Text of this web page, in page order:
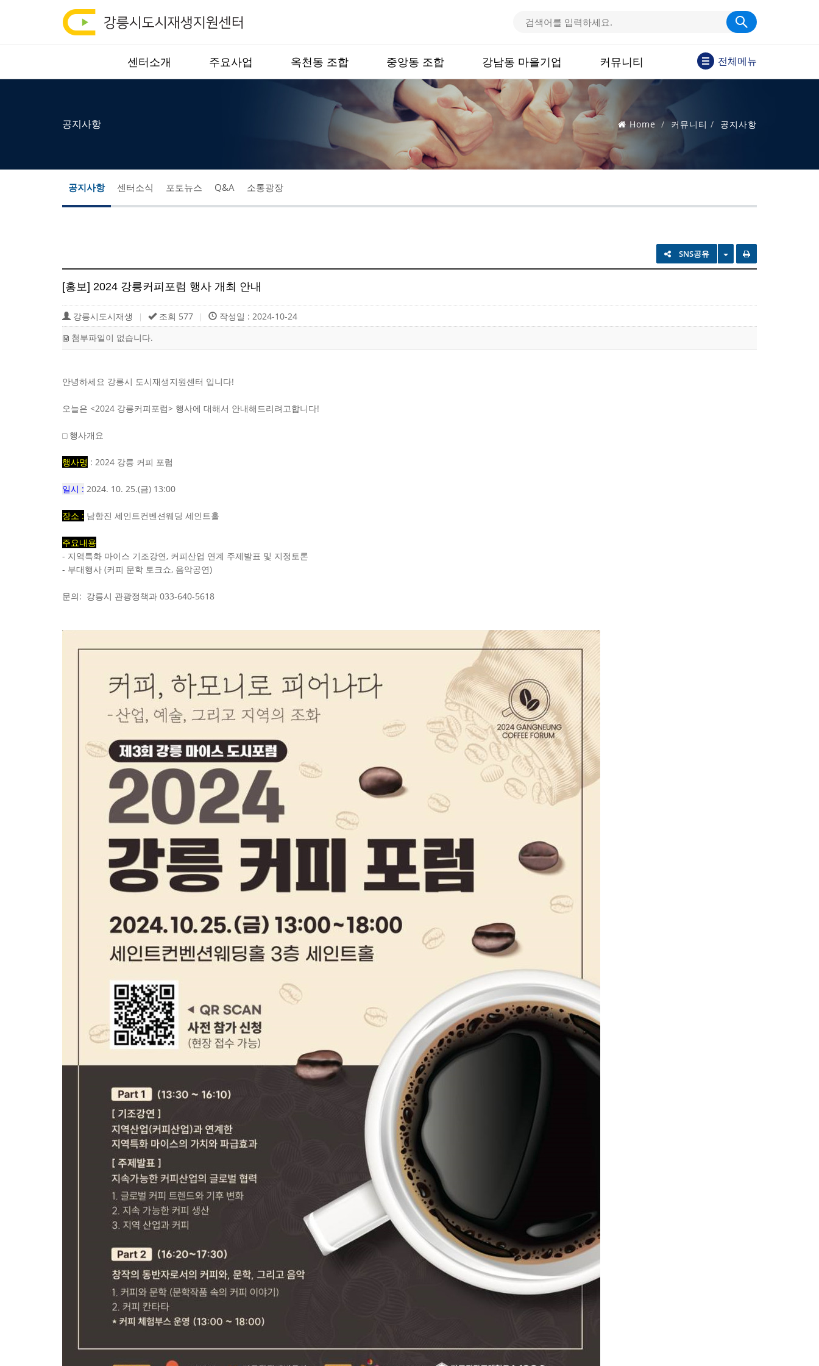
강
릉
시
생
지
터
통
합
열
센터소개 주요사업 옥천동 조합 중앙동 조합 강남동 마을기업 커뮤니티 전체메뉴
공지사항 Home 커뮤니티 공지사항
공지사항 센터소식 포토뉴스 Q&A 소통광장
SNS공유 TOGGLE DROPDOWN
[홍보] 2024 강릉커피포럼 행사 개최 안내
강릉시도시재생 | 조회 577 |
작성일 : 2024-10-24
첨부파일이 없습니다.
안녕하세요 강릉시 도시재생지원센터 입니다!
오늘은 <2024 강릉커피포럼> 행사에 대해서 안내해드리려고합니다!
□ 행사개요
행사명 : 2024 강릉 커피 포럼
일시 : 2024. 10. 25.(금) 13:00
장소 : 남항진 세인트컨벤션웨딩 세인트홀
주요내용
- 지역특화 마이스 기조강연, 커피산업 연계 주제발표 및 지정토론
- 부대행사 (커피 문학 토크쇼, 음악공연)
문의: 강릉시 관광정책과 033-640-5618